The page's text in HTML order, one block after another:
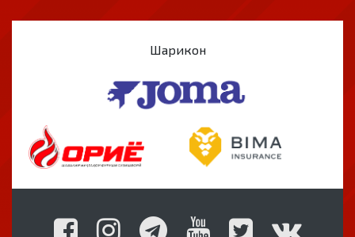
Шарикон